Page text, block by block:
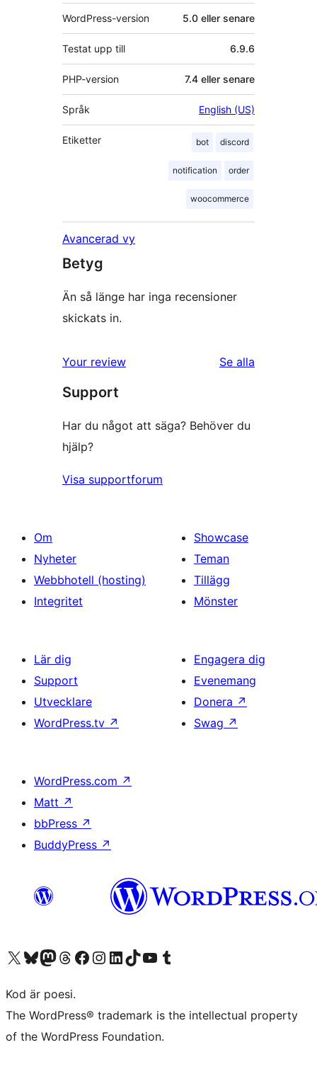
WordPress-version 5.0 eller senare
Testat upp till 6.9.6
PHP-version 7.4 eller senare
Språk English (US)
Etiketter bot discord
notification order
woocommerce
Avancerad vy
Betyg
Än så länge har inga recensioner
skickats in.
Your review Se alla
Support
Har du något att säga? Behöver du
hjälp?
Visa supportforum
Om
Nyheter
Webbhotell (hosting)
Integritet
Showcase
Teman
Tillägg
Mönster
Lär dig
Support
Utvecklare
WordPress.tv ↗
Engagera dig
Evenemang
Donera ↗
Swag ↗
WordPress.com ↗
Matt ↗
bbPress ↗
BuddyPress ↗
Besök vår X-konto (f.d. Twitter)
Besök vårt Bluesky-konto
Besök vårt Mastodon-konto
Besök vårt Thread-konto
Besök vår Facebook-sidaBesök vårt Instagram-konto
Besök vårt LinkedIn-konto
Besök vårt TikTok-konto
Besök vår YouTube-kanalBesök vårt Tumblr-konto
Kod är poesi.
The WordPress® trademark is the intellectual property
of the WordPress Foundation.